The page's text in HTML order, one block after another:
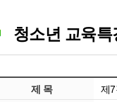
청소년 교육특
제 목
제